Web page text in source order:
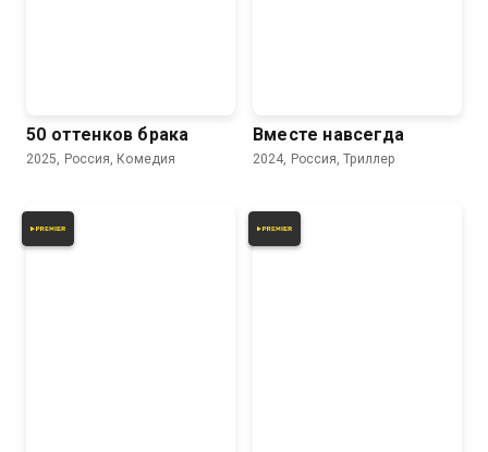
50 оттенков брака
2025, Россия, Комедия
Вместе навсегда
2024, Россия, Триллер